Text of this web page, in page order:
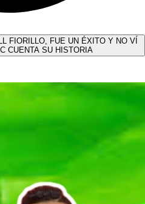
FIORILLO, FUE UN ÉXITO Y NO VÍ
CUENTA SU HISTORIA